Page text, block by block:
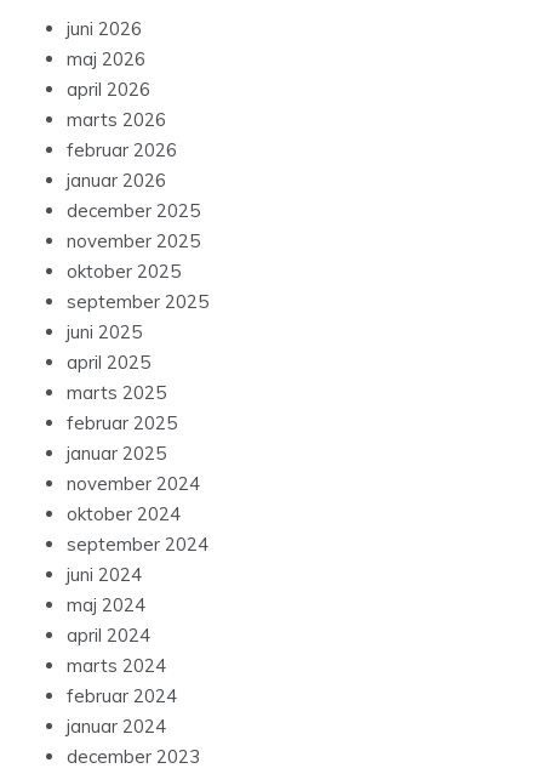
juni 2026
maj 2026
april 2026
marts 2026
februar 2026
januar 2026
december 2025
november 2025
oktober 2025
september 2025
juni 2025
april 2025
marts 2025
februar 2025
januar 2025
november 2024
oktober 2024
september 2024
juni 2024
maj 2024
april 2024
marts 2024
februar 2024
januar 2024
december 2023